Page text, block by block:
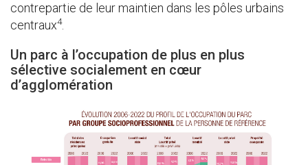
contrepartie de leur maintien dans les pôles urbains
centraux4.
Un parc à l’occupation de plus en plus
sélective socialement en cœur
d’agglomération